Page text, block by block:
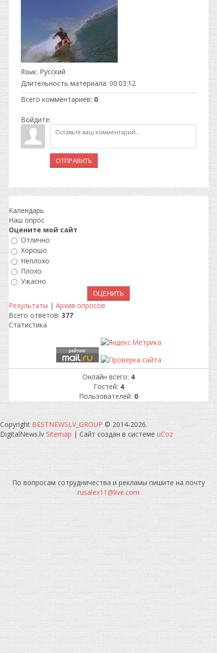
Язык: Русский
Длительность материала: 00:03:12
Всего комментариев: 0
Войдите:
ОТПРАВИТЬ
Календарь
Наш опрос
Оцените мой сайт
Отлично
Хорошо
Неплохо
Плохо
Ужасно
Результаты | Архив опросов
Всего ответов: 377
Статистика
Онлайн всего: 4
Гостей: 4
Пользователей: 0
Copyright BESTNEWSLV_GROUP © 2014-2026.
DigitalNews.lv Sitemap | Сайт создан в системе uCoz
По вопросам сотрудничества и рекламы пишите на почту
rusalex11@live.com